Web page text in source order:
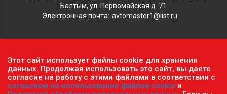
Балтым, ул. Первомайская д. 71
Электронная почта: avtomaster1@list.ru
Обратите внимание, что данный сайт носит исключительно
информационный характер и ни при каких условиях не
является публичной офертой, определяемой положениями ч.2
ст. 437 Гражданского кодекса РФ.Политика
Этот сайт использует файлы cookie для хранения
данных. Продолжая использовать это сайт, вы даете
согласие на работу с этими файлами в соответствии с
согласием на использование файлов cookie и